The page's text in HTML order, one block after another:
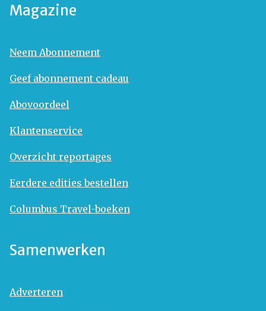
Magazine
Neem Abonnement
Geef abonnement cadeau
Abovoordeel
Klantenservice
Overzicht reportages
Eerdere edities bestellen
Columbus Travel-boeken
Samenwerken
Adverteren